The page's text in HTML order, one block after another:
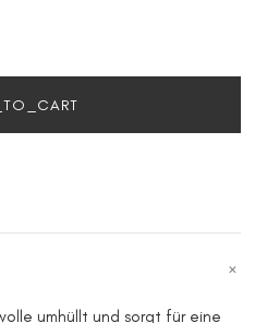
umhüllt und sorgt für eine